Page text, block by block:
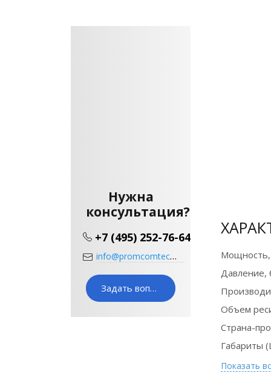
Нужна
консультация?
+7 (495) 252-76-64
info@promcomtech.ru
Задать вопрос
Мощность,
Давление,
Объем
Страна-
Габариты
Показать